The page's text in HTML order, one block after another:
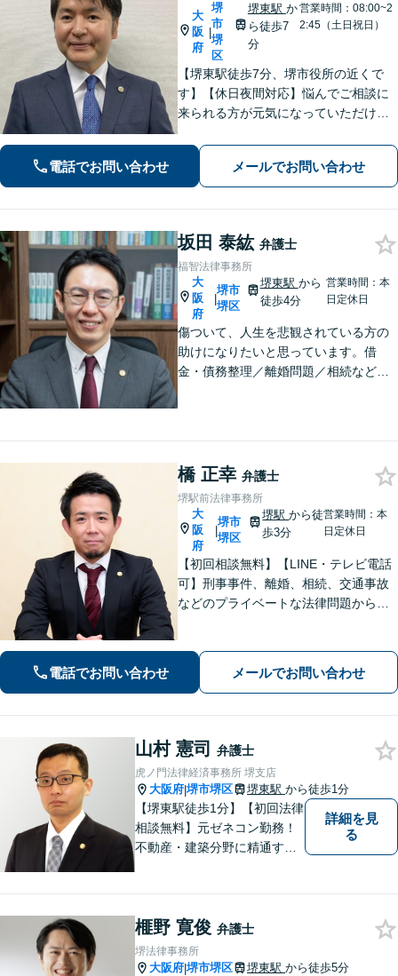
大
阪
府
|
堺
市
堺
区
堺東駅 か
ら徒歩7
分
営業時間：08:00~2
2:45（土日祝日）
【堺東駅徒歩7分、堺市役所の近くで
す】【休日夜間対応】悩んでご相談に
来られる方が元気になっていただける
に法律相談のご予約についてお問合せ
ください。分野によっては、初回30分
間の無料相談を実施しております。
電話でお問い合わせ メールでお問い合わせ
坂田 泰紘 弁護士
福智法律事務所
大
阪
府
|
堺市
堺区
堺東駅 から
徒歩4分
営業時間：本
日定休日
傷ついて、人生を悲観されている方の
助けになりたいと思っています。借
金・債務整理／離婚問題／相続など、
所を目指します
橋 正幸 弁護士
堺駅前法律事務所
大
阪
府
|
堺市
堺区
堺駅から徒
歩3分
営業時間：本
日定休日
【初回相談無料】【LINE・テレビ電話
可】刑事事件、離婚、相続、交通事故
などのプライベートな法律問題から、
広く対応。トラブル解決のための身近
な相談相手として、お気軽にご連絡く
電話でお問い合わせ メールでお問い合わせ
山村 憲司 弁護士
虎ノ門法律経済事務所 堺支店
大阪府|堺市堺区 堺東駅 から徒歩1分
【堺東駅徒歩1分】【初回法律
相談無料】元ゼネコン勤務！
不動産・建築分野に精通する
す！全国の支店ネットワーク
を活かし、迅速な解決を目指
します。【夜間土日祝可】
詳細を見
る
榧野 寛俊 弁護士
堺法律事務所
大阪府|堺市堺区 堺東駅 から徒歩5分